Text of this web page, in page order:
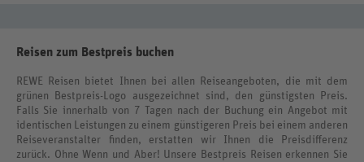
Reisen zum Bestpreis buchen
REWE Reisen bietet Ihnen bei allen Reiseangeboten, die mit dem
grünen Bestpreis-Logo ausgezeichnet sind, den günstigsten Preis.
Falls Sie innerhalb von 7 Tagen nach der Buchung ein Angebot mit
identischen Leistungen zu einem günstigeren Preis bei einem anderen
Reiseveranstalter finden, erstatten wir Ihnen die Preisdifferenz
zurück. Ohne Wenn und Aber! Unsere Bestpreis Reisen erkennen Sie